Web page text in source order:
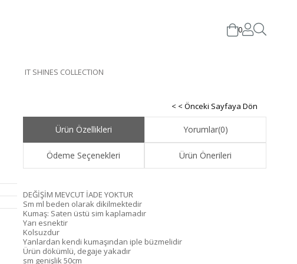
0
IT SHINES COLLECTION
< < Önceki Sayfaya Dön
Ürün Özellikleri Yorumlar(0)
Ödeme Seçenekleri Ürün Önerileri
DEĞİŞİM MEVCUT İADE YOKTUR
Sm ml beden olarak dikilmektedir
Kumaş: Saten üstü sim kaplamadır
Yarı esnektir
Kolsuzdur
Yanlardan kendi kumaşından iple büzmelidir
Ürün dökümlü, degaje yakadır
sm genişlik 50cm